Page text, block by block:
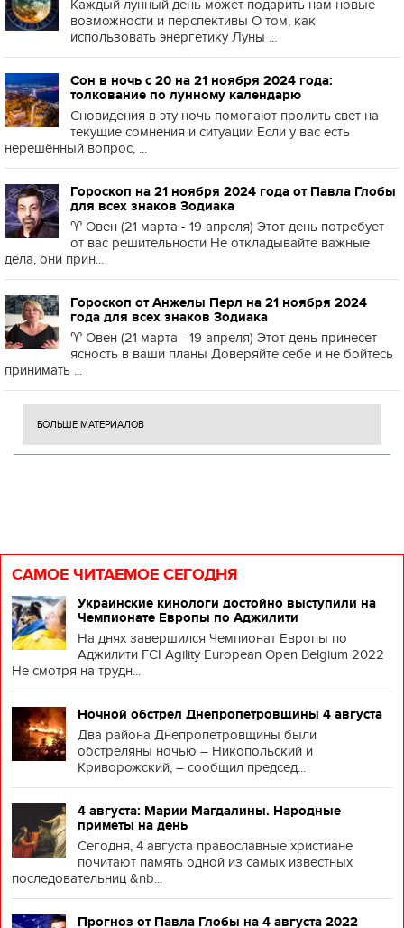
Каждый лунный день может подарить нам новые
возможности и перспективы О том, как
использовать энергетику Луны ...
Сон в ночь с 20 на 21 ноября 2024 года:
толкование по лунному календарю
Сновидения в эту ночь помогают пролить свет на
текущие сомнения и ситуации Если у вас есть
нерешённый вопрос, ...
Гороскоп на 21 ноября 2024 года от Павла Глобы
для всех знаков Зодиака
♈️ Овен (21 марта - 19 апреля) Этот день потребует
от вас решительности Не откладывайте важные
дела, они прин...
Гороскоп от Анжелы Перл на 21 ноября 2024
года для всех знаков Зодиака
♈️ Овен (21 марта - 19 апреля) Этот день принесет
ясность в ваши планы Доверяйте себе и не бойтесь
принимать ...
БОЛЬШЕ МАТЕРИАЛОВ
САМОЕ ЧИТАЕМОЕ СЕГОДНЯ
Украинские кинологи достойно выступили на
Чемпионате Европы по Аджилити
На днях завершился Чемпионат Европы по
Аджилити FCI Agility European Open Belgium 2022
Не смотря на трудн...
Ночной обстрел Днепропетровщины 4 августа
Два района Днепропетровщины были
обстреляны ночью – Никопольский и
Криворожский, – сообщил председ...
4 августа: Марии Магдалины. Народные
приметы на день
Сегодня, 4 августа православные христиане
почитают память одной из самых известных
последовательниц &nb...
Прогноз от Павла Глобы на 4 августа 2022